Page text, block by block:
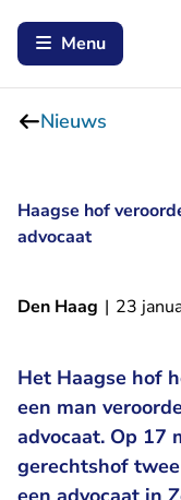
Menu
Nieuws
Haagse hof
advocaat
Den Haag | 23
Het Haagse hof
een man
advocaat. Op 17
gerechtshof